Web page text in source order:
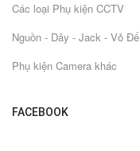
Các loại Phụ kiện CCTV
Nguồn - Dây - Jack - Vỏ Đế
Phụ kiện Camera khác
FACEBOOK